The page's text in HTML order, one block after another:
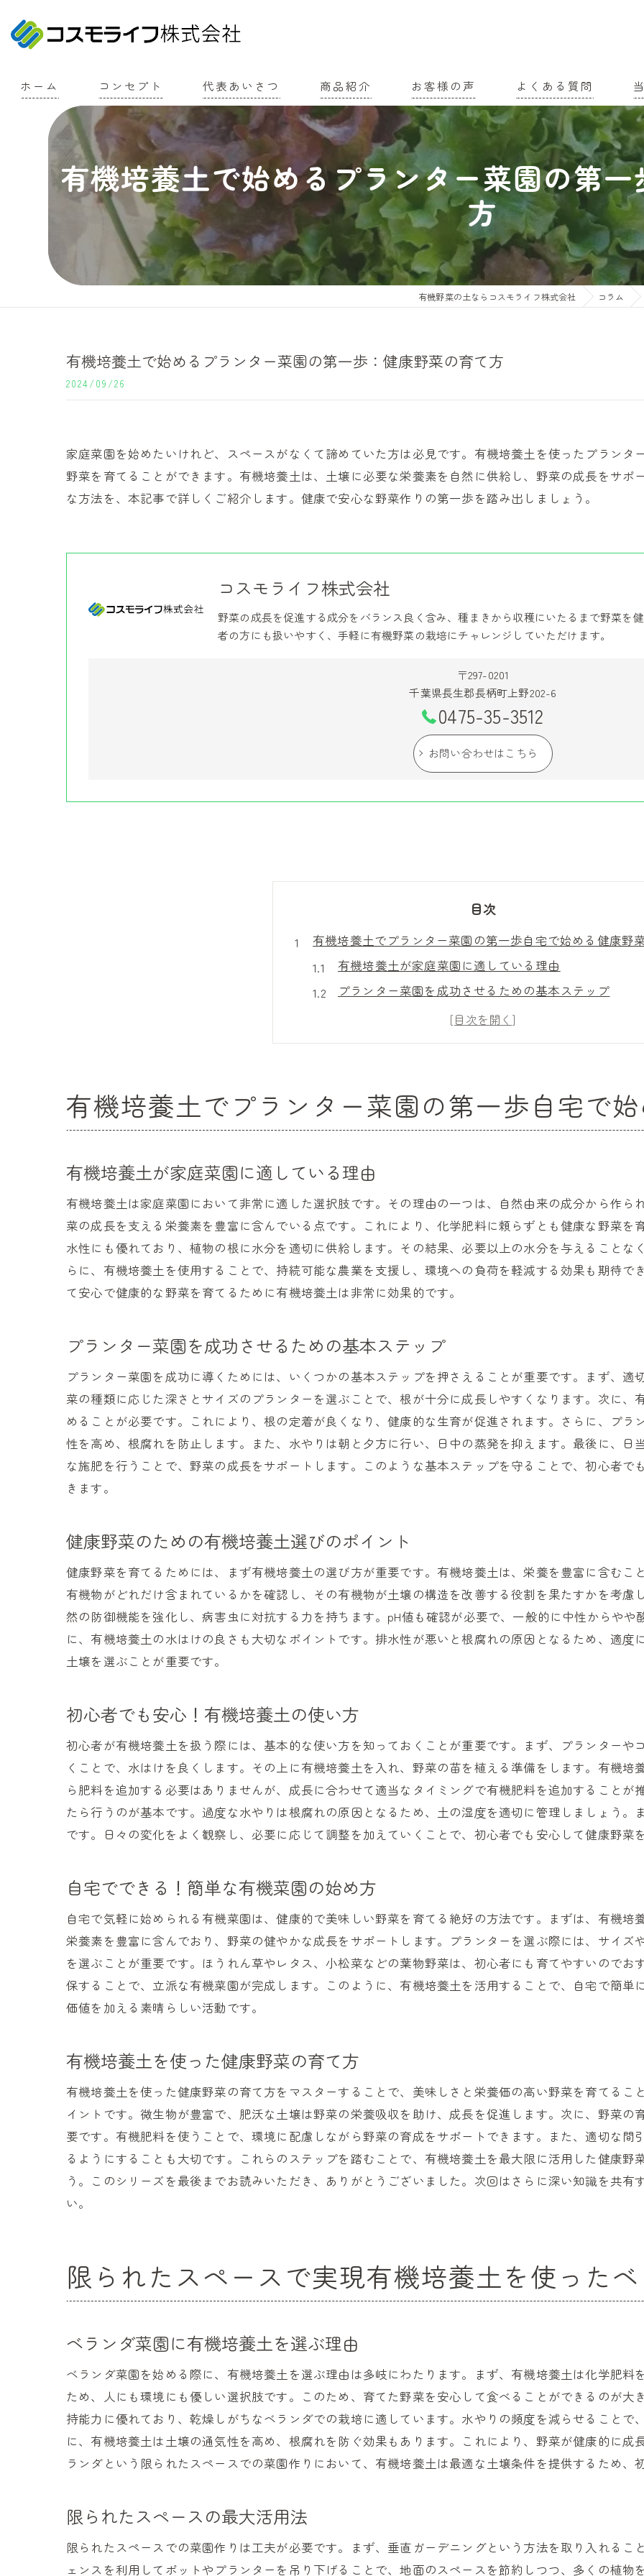
ホーム コンセプト 代表あいさつ 商品紹介 お客様の声 よくある質問
家
農
有
有
有機培養土で始めるプランター菜園の第
方
有機野菜の土ならコスモライフ株式会社 コラム
有機培養土で始めるプランター菜園の第一歩：健康野菜の育て方
2024/09/26
家庭菜園を始めたいけれど、スペースがなくて諦めていた方は必見です。有機培養土を使ったプラン
野菜を育てることができます。有機培養土は、土壌に必要な栄養素を自然に供給し、野菜の成長をサ
な方法を、本記事で詳しくご紹介します。健康で安心な野菜作りの第一歩を踏み出しましょう。
コスモライフ株式会社
野菜の成長を促進する成分をバランス良く含み、種まきから収穫にいたるまで野菜を
者の方にも扱いやすく、手軽に有機野菜の栽培にチャレンジしていただけます。
〒297-0201
千葉県長生郡長柄町上野202-6
0475-35-3512
お問い合わせはこちら
目次
有機培養土でプランター菜園の第一歩自宅で始める健康野
有機培養土が家庭菜園に適している理由
プランター菜園を成功させるための基本ステップ
健康野菜のための有機培養土選びのポイント
初心者でも安心！有機培養土の使い方
有機培養土を使った健康野菜の育て方
限られたスペースで実現有機培養土を使ったベランダ菜園
限られたスペースの最大活用法
ベランダ菜園を楽しむための工夫
有機培養土がもたらすベランダ菜園の利点
省スペースでも豊かに！有機菜園の可能性
有機培養土がもたらす土壌改良と野菜の成長促進の効果
野菜の成長をサポートする有機培養土の仕組み
健康な土壌を作るために必要な栄養素
有機培養土がもたらす環境への配慮
持続可能な農業のための有機培養土の役割
野菜の栄養価を高める土壌作り
安心安全な野菜作りを支える有機培養土の特性と選び方
有機素材について知ろう！
安全性を確保するための有機培養土選び
有機培養土の品質を見極めるポイント
オーガニックの魅力を引き出すために
ベランダで育てる健康野菜有機培養土を活用する方法
初心者におすすめ！簡単な野菜の種類
有機培養土で育てる季節ごとの野菜
ベランダでの水やりのコツと注意点
健康野菜を育てるための有機肥料活用法
有機培養土で家庭菜園を始める魅力とその実践方法
有機培養土が家庭菜園に与える影響
有機培養土の選び方と使用方法
家庭菜園で楽しむ有機野菜の魅力
実践！有機菜園で育てるおすすめ野菜
有機培養土での菜園を成功させる秘訣
テラスでの野菜栽培に最適有機培養土を使った簡単アプロ
テラスを活用した有機菜園の設計
有機培養土での季節ごとの野菜選び
テラス菜園を楽しむための創意工夫
有機野菜の収穫を楽しむために
有機培養土で育てる安心の野菜栽培限られた空間でもでき
有機培養土で育てる省スペース菜園
コンパクトな空間でも可能な有機栽培
有機培養土でプランター菜園の第一歩自宅で
有機培養土が家庭菜園に適している理由
有機培養土は家庭菜園において非常に適した選択肢です。その理由の一つは、自然由来の成分から作
菜の成長を支える栄養素を豊富に含んでいる点です。これにより、化学肥料に頼らずとも健康な野菜
水性にも優れており、植物の根に水分を適切に供給します。その結果、必要以上の水分を与えること
らに、有機培養土を使用することで、持続可能な農業を支援し、環境への負荷を軽減する効果も期待
て安心で健康的な野菜を育てるために有機培養土は非常に効果的です。
プランター菜園を成功させるための基本ステップ
プランター菜園を成功に導くためには、いくつかの基本ステップを押さえることが重要です。まず、
菜の種類に応じた深さとサイズのプランターを選ぶことで、根が十分に成長しやすくなります。次に
めることが必要です。これにより、根の定着が良くなり、健康的な生育が促進されます。さらに、プ
性を高め、根腐れを防止します。また、水やりは朝と夕方に行い、日中の蒸発を抑えます。最後に、
な施肥を行うことで、野菜の成長をサポートします。このような基本ステップを守ることで、初心者
きます。
健康野菜のための有機培養土選びのポイント
健康野菜を育てるためには、まず有機培養土の選び方が重要です。有機培養土は、栄養を豊富に含む
有機物がどれだけ含まれているかを確認し、その有機物が土壌の構造を改善する役割を果たすかを考
然の防御機能を強化し、病害虫に対抗する力を持ちます。pH値も確認が必要で、一般的に中性からや
に、有機培養土の水はけの良さも大切なポイントです。排水性が悪いと根腐れの原因となるため、適
土壌を選ぶことが重要です。
初心者でも安心！有機培養土の使い方
初心者が有機培養土を扱う際には、基本的な使い方を知っておくことが重要です。まず、プランター
くことで、水はけを良くします。その上に有機培養土を入れ、野菜の苗を植える準備をします。有機
ら肥料を追加する必要はありませんが、成長に合わせて適当なタイミングで有機肥料を追加すること
たら行うのが基本です。過度な水やりは根腐れの原因となるため、土の湿度を適切に管理しましょう
です。日々の変化をよく観察し、必要に応じて調整を加えていくことで、初心者でも安心して健康野菜
自宅でできる！簡単な有機菜園の始め方
自宅で気軽に始められる有機菜園は、健康的で美味しい野菜を育てる絶好の方法です。まずは、有機
栄養素を豊富に含んでおり、野菜の健やかな成長をサポートします。プランターを選ぶ際には、サイ
を選ぶことが重要です。ほうれん草やレタス、小松菜などの葉物野菜は、初心者にも育てやすいので
保することで、立派な有機菜園が完成します。このように、有機培養土を活用することで、自宅で簡
価値を加える素晴らしい活動です。
有機培養土を使った健康野菜の育て方
有機培養土を使った健康野菜の育て方をマスターすることで、美味しさと栄養価の高い野菜を育てる
イントです。微生物が豊富で、肥沃な土壌は野菜の栄養吸収を助け、成長を促進します。次に、野菜
要です。有機肥料を使うことで、環境に配慮しながら野菜の育成をサポートできます。また、適切な
るようにすることも大切です。これらのステップを踏むことで、有機培養土を最大限に活用した健康
う。このシリーズを最後までお読みいただき、ありがとうございました。次回はさらに深い知識を共
い。
限られたスペースで実現有機培養土を使った
ベランダ菜園に有機培養土を選ぶ理由
ベランダ菜園を始める際に、有機培養土を選ぶ理由は多岐にわたります。まず、有機培養土は化学肥
ため、人にも環境にも優しい選択肢です。このため、育てた野菜を安心して食べることができるのが
持能力に優れており、乾燥しがちなベランダでの栽培に適しています。水やりの頻度を減らせること
に、有機培養土は土壌の通気性を高め、根腐れを防ぐ効果もあります。これにより、野菜が健康的に
ランダという限られたスペースでの菜園作りにおいて、有機培養土は最適な土壌条件を提供するため
限られたスペースの最大活用法
限られたスペースでの菜園作りは工夫が必要です。まず、垂直ガーデニングという方法を取り入れる
ェンスを利用してポットやプランターを吊り下げることで、地面のスペースを節約しつつ、多くの植